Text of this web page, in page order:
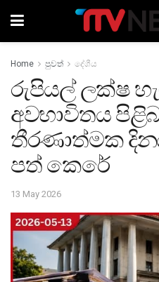
Home පුවත් දේශීය
රුපියල් ලක්ෂ
අවභාවිතය
තීරණාත්මක
පත් කෙරේ
13 May 2026